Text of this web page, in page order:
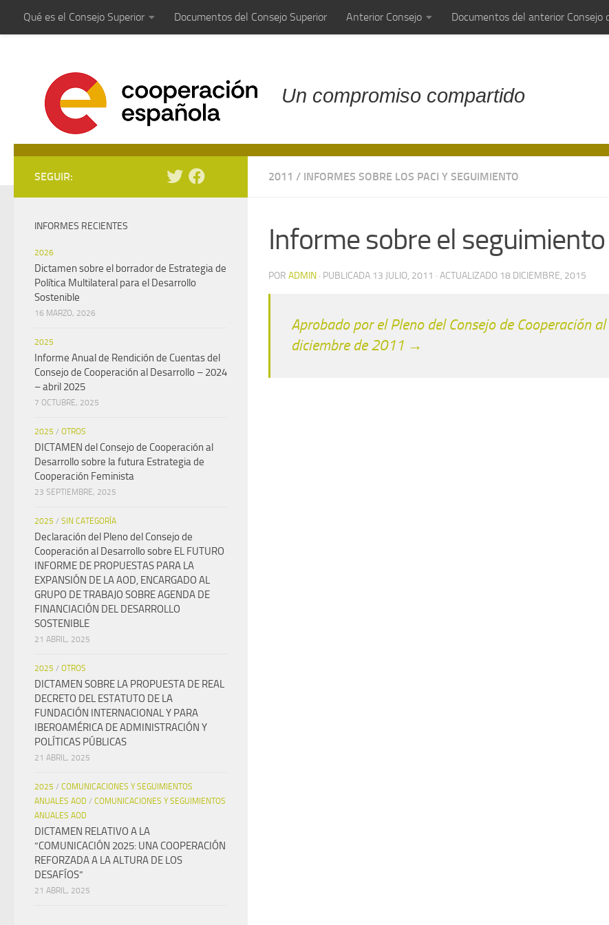
Saltar al contenido
Qué es el Consejo Superior Documentos del Consejo Superior Anterior Consejo Documentos del anterior Consejo
Un compromiso compartido
2011 / INFORMES SOBRE LOS PACI Y SEGUIMIENTO
Informe sobre el
POR ADMIN · PUBLICADA 13 JULIO, 2011 · ACTUALIZADO 18 DICIEMBRE, 2015
Aprobado por el Pleno del Consejo de Cooperación
diciembre de 2011 →
SEGUIR:
INFORMES RECIENTES
2026
Dictamen sobre el borrador de Estrategia de
Política Multilateral para el Desarrollo
Sostenible
16 MARZO, 2026
2025
Informe Anual de Rendición de Cuentas del
Consejo de Cooperación al Desarrollo – 2024
– abril 2025
7 OCTUBRE, 2025
2025 / OTROS
DICTAMEN del Consejo de Cooperación al
Desarrollo sobre la futura Estrategia de
Cooperación Feminista
23 SEPTIEMBRE, 2025
2025 / SIN CATEGORÍA
Declaración del Pleno del Consejo de
Cooperación al Desarrollo sobre EL FUTURO
INFORME DE PROPUESTAS PARA LA
EXPANSIÓN DE LA AOD, ENCARGADO AL
GRUPO DE TRABAJO SOBRE AGENDA DE
FINANCIACIÓN DEL DESARROLLO
SOSTENIBLE
21 ABRIL, 2025
2025 / OTROS
DICTAMEN SOBRE LA PROPUESTA DE REAL
DECRETO DEL ESTATUTO DE LA
FUNDACIÓN INTERNACIONAL Y PARA
IBEROAMÉRICA DE ADMINISTRACIÓN Y
POLÍTICAS PÚBLICAS
21 ABRIL, 2025
2025 / COMUNICACIONES Y SEGUIMIENTOS
ANUALES AOD / COMUNICACIONES Y SEGUIMIENTOS
ANUALES AOD
DICTAMEN RELATIVO A LA
“COMUNICACIÓN 2025: UNA COOPERACIÓN
REFORZADA A LA ALTURA DE LOS
DESAFÍOS”
21 ABRIL, 2025